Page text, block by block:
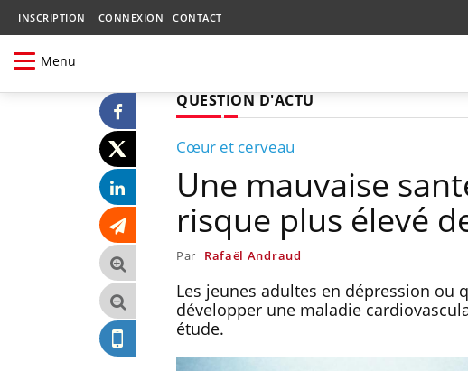
INSCRIPTION CONNEXION CONTACT
Menu
QUESTION D'ACTU
Cœur et cerveau
Une mauvaise
risque plus élevé
Par Rafaël Andraud
Les jeunes adultes en dépression ou
développer une maladie
étude.